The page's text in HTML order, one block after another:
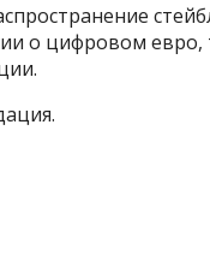
о цифровом